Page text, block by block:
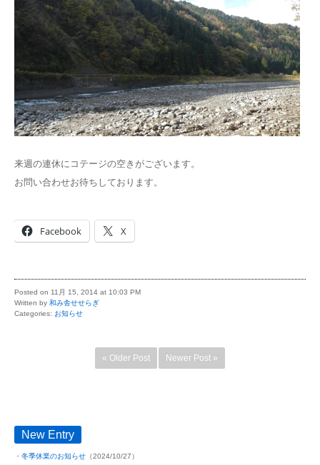
来週の連休にコテージの空きがございます。
お問い合わせお待ちしております。
Facebook X
Posted on 11月 15, 2014 at 10:03 PM
Written by 和み舎せせらぎ
Categories: お知らせ
« Older Post Newer Post »
New Entry
冬季休業のお知らせ （2024/10/27）